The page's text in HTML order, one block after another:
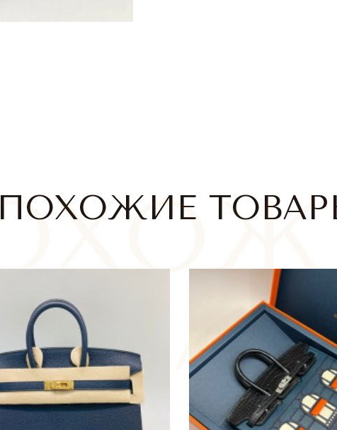
ПОХОЖИЕ